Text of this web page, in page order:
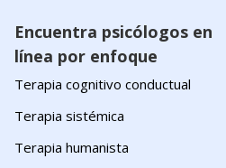
Encuentra psicólogos en
línea por enfoque
Terapia cognitivo conductual
Terapia sistémica
Terapia humanista